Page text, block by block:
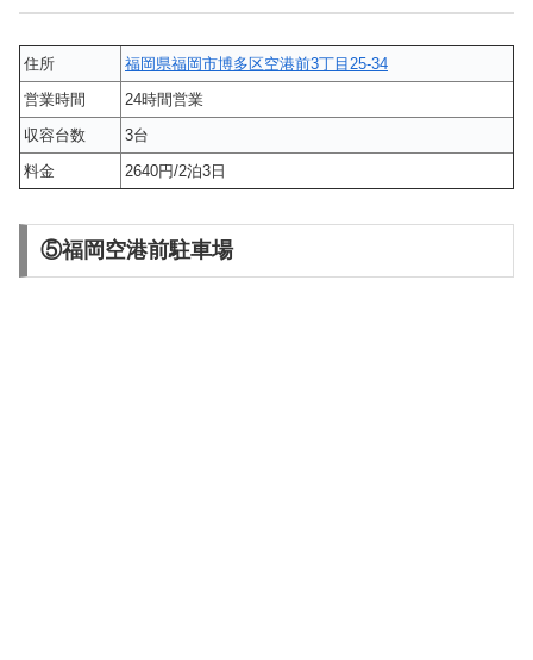
住所
福岡県福岡市博多区空港前3丁目25-34
営業時間
24時間営業
収容台数
3台
料金
2640円/2泊3日
⑤福岡空港前駐車場